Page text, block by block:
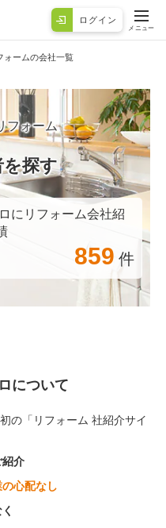
ログイン
メニュー
ォームの会社一覧
フォーム
を探す
にリフォーム会社紹
859 件
について
の「リフォーム 社紹介サイ
紹介
心配なし